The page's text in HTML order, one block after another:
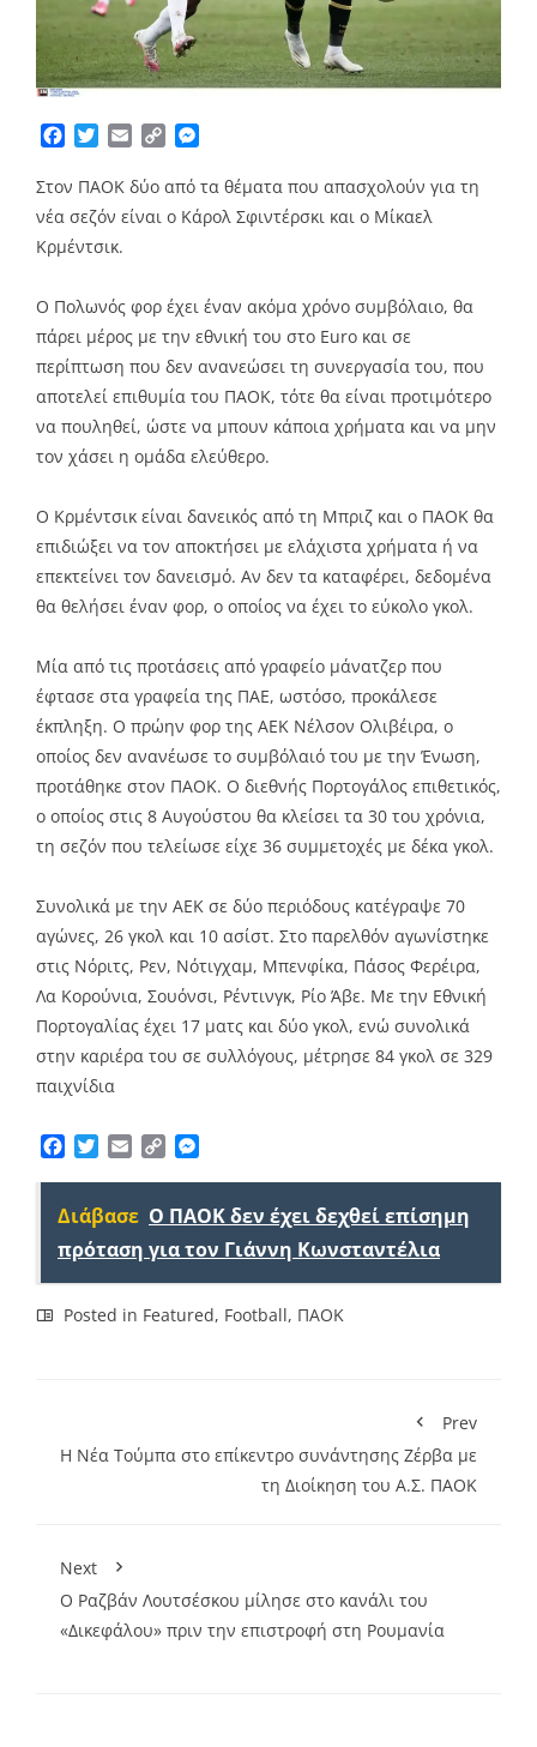
Facebook
TwitterEmailCopy
Στον ΠΑΟΚ δύο από τα θέματα που απασχολούν για τη
νέα σεζόν είναι ο Κάρολ Σφιντέρσκι και ο Μίκαελ
Κρμέντσικ.
Ο Πολωνός φορ έχει έναν ακόμα χρόνο συμβόλαιο, θα
πάρει μέρος με την εθνική του στο Euro και σε
περίπτωση που δεν ανανεώσει τη συνεργασία του, που
αποτελεί επιθυμία του ΠΑΟΚ, τότε θα είναι προτιμότερο
να πουληθεί, ώστε να μπουν κάποια χρήματα και να μην
τον χάσει η ομάδα ελεύθερο.
Ο Κρμέντσικ είναι δανεικός από τη Μπριζ και ο ΠΑΟΚ θα
επιδιώξει να τον αποκτήσει με ελάχιστα χρήματα ή να
επεκτείνει τον δανεισμό. Αν δεν τα καταφέρει, δεδομένα
θα θελήσει έναν φορ, ο οποίος να έχει το εύκολο γκολ.
Μία από τις προτάσεις από γραφείο μάνατζερ που
έφτασε στα γραφεία της ΠΑΕ, ωστόσο, προκάλεσε
έκπληξη. Ο πρώην φορ της ΑΕΚ Νέλσον Ολιβέιρα, ο
οποίος δεν ανανέωσε το συμβόλαιό του με την Ένωση,
προτάθηκε στον ΠΑΟΚ. Ο διεθνής Πορτογάλος επιθετικός,
ο οποίος στις 8 Αυγούστου θα κλείσει τα 30 του χρόνια,
τη σεζόν που τελείωσε είχε 36 συμμετοχές με δέκα γκολ.
Συνολικά με την ΑΕΚ σε δύο περιόδους κατέγραψε 70
αγώνες, 26 γκολ και 10 ασίστ. Στο παρελθόν αγωνίστηκε
στις Νόριτς, Ρεν, Νότιγχαμ, Μπενφίκα, Πάσος Φερέιρα,
Λα Κορούνια, Σουόνσι, Ρέντινγκ, Ρίο Άβε. Με την Εθνική
Πορτογαλίας έχει 17 ματς και δύο γκολ, ενώ συνολικά
στην καριέρα του σε συλλόγους, μέτρησε 84 γκολ σε 329
παιχνίδια
Facebook
TwitterEmailCopy
Διάβασε Ο ΠΑΟΚ δεν έχει δεχθεί επίσημη
πρόταση για τον Γιάννη Κωνσταντέλια
Posted in Featured, Football, ΠΑΟΚ
Prev
Η Νέα Τούμπα στο επίκεντρο συνάντησης Ζέρβα με
τη Διοίκηση του Α.Σ. ΠΑΟΚ
Next
Ο Ραζβάν Λουτσέσκου μίλησε στο κανάλι του
«Δικεφάλου» πριν την επιστροφή στη Ρουμανία